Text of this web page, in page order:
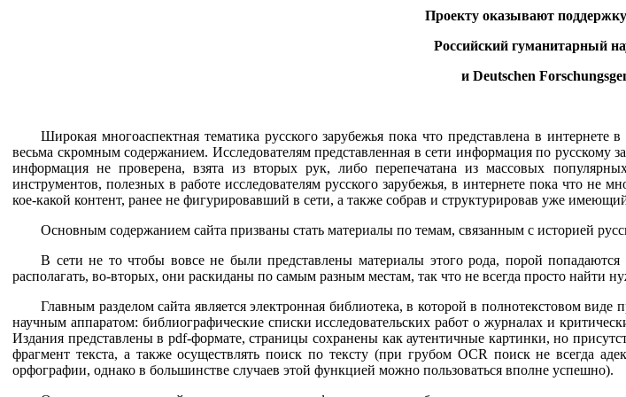
Проекту оказывают
Российский гуманитарный
и Deutschen
Широкая многоаспектная тематика русского зарубежья пока что представлена в
весьма скромным содержанием. Исследователям представленная в сети информация по русскому
информация не проверена, взята из вторых рук, либо перепечатана из массовых
инструментов, полезных в работе исследователям русского зарубежья, в интернете пока что не
кое-какой контент, ранее не фигурировавший в сети, а также собрав и структурировав уже
Основным содержанием сайта призваны стать материалы по темам, связанным с историей
В сети не то чтобы вовсе не были представлены материалы этого рода, порой
располагать, во-вторых, они раскиданы по самым разным местам, так что не всегда просто найти
Главным разделом сайта является электронная библиотека, в которой в полнотекстовом
научным аппаратом: библиографические списки исследовательских работ о журналах и
Издания представлены в pdf-формате, страницы сохранены как аутентичные картинки, но
фрагмент текста, а также осуществлять поиск по тексту (при грубом OCR поиск не всегда
орфографии, однако в большинстве случаев этой функцией можно пользоваться вполне успешно).